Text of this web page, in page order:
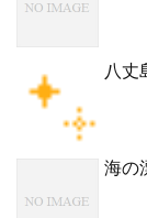
八丈
海の